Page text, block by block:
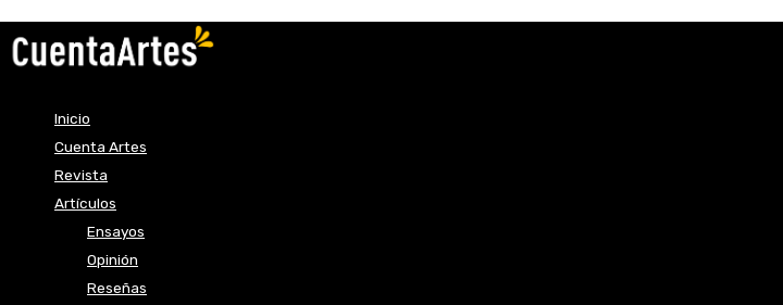
Inicio
Cuenta Artes
Revista
Artículos
Ensayos
Opinión
Reseñas